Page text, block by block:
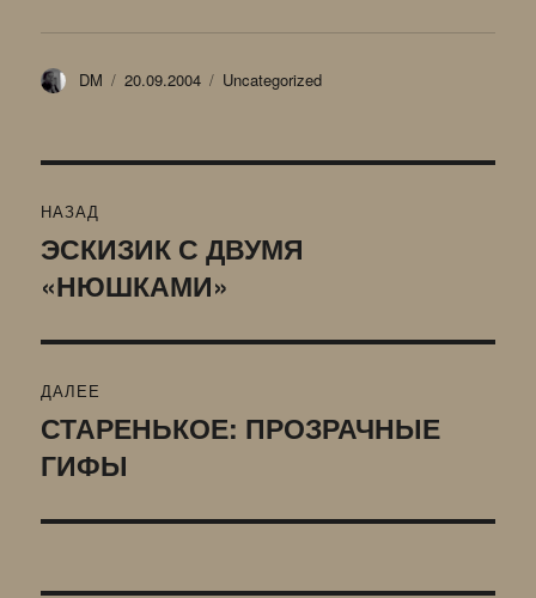
Автор
DM Опубликовано
20.09.2004 Рубрики
Uncategorized
по
записям
НАЗАД
Предыдущая
запись:
ЭСКИЗИК С ДВУМЯ
«НЮШКАМИ»
ДАЛЕЕ
Следующая
запись:
СТАРЕНЬКОЕ: ПРОЗРАЧНЫЕ
ГИФЫ